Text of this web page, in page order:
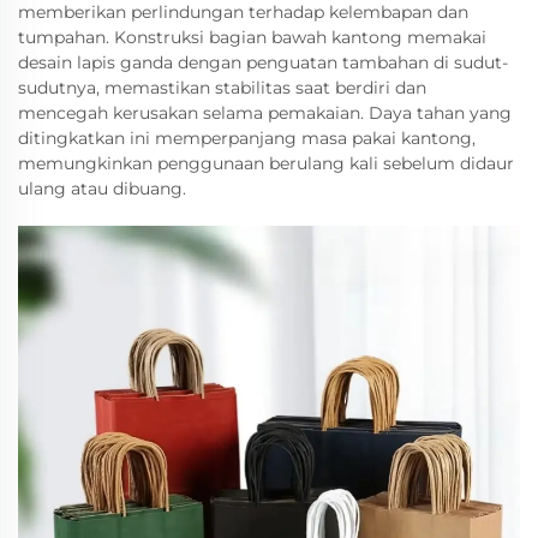
memberikan perlindungan terhadap kelembapan dan
tumpahan. Konstruksi bagian bawah kantong memakai
desain lapis ganda dengan penguatan tambahan di sudut-
sudutnya, memastikan stabilitas saat berdiri dan
mencegah kerusakan selama pemakaian. Daya tahan yang
ditingkatkan ini memperpanjang masa pakai kantong,
memungkinkan penggunaan berulang kali sebelum didaur
ulang atau dibuang.